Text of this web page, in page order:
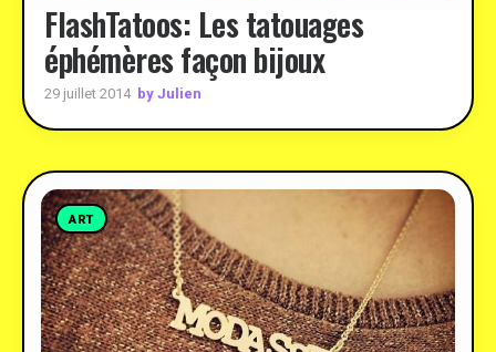
FlashTatoos: Les tatouages
éphémères façon bijoux
29 juillet 2014 by Julien
ART